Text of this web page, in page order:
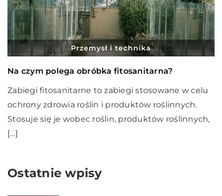
Przemysł i technika
Na czym polega obróbka fitosanitarna?
Zabiegi fitosanitarne to zabiegi stosowane w celu
ochrony zdrowia roślin i produktów roślinnych.
Stosuje się je wobec roślin, produktów roślinnych,
[…]
Ostatnie wpisy